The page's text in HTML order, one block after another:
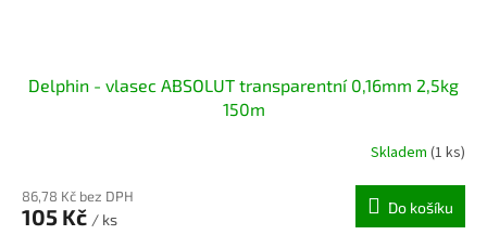
Delphin - vlasec ABSOLUT transparentní 0,16mm 2,5kg
150m
Skladem (1 ks)
86,78 Kč bez DPH
105 Kč / ks
Do košíku